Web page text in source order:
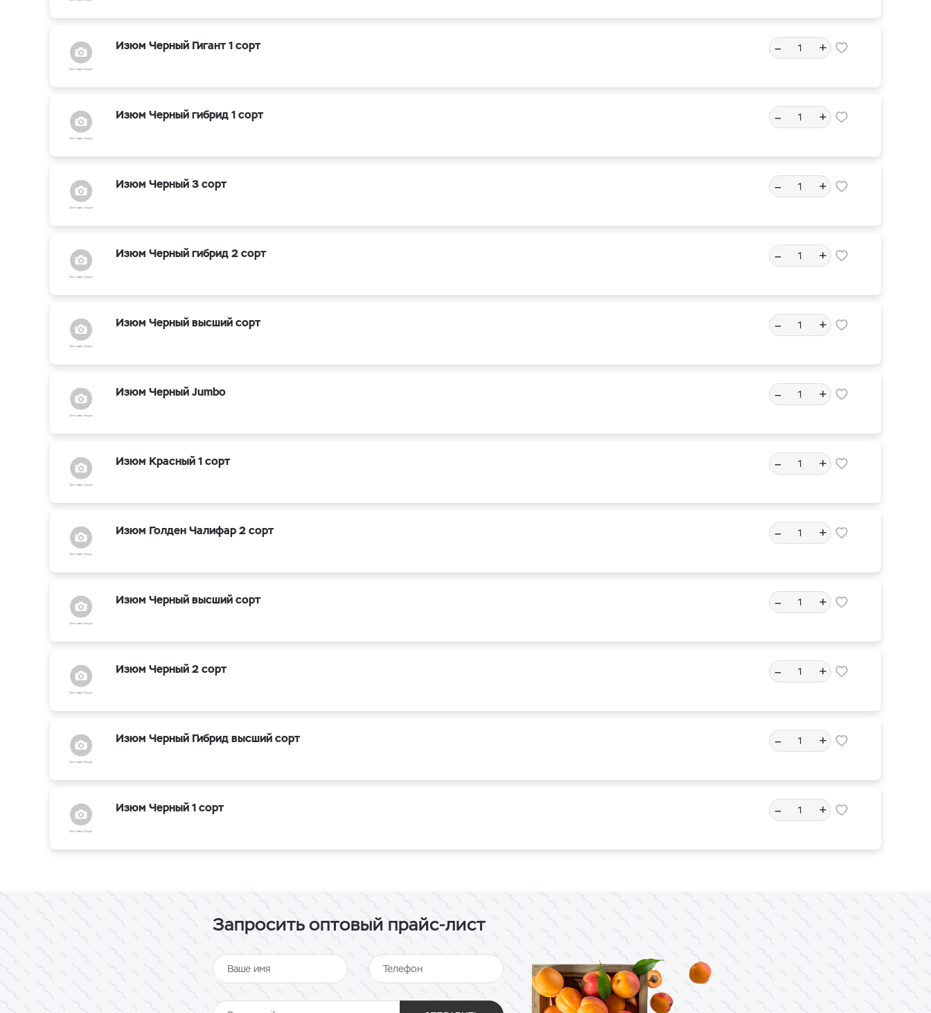
Изюм Черный Гигант 1 сорт – +
Изюм Черный гибрид 1 сорт – +
Изюм Черный 3 сорт – +
Изюм Черный гибрид 2 сорт – +
Изюм Черный высший сорт – +
Изюм Черный Jumbo – +
Изюм Красный 1 сорт – +
Изюм Голден Чалифар 2 сорт – +
Изюм Черный высший сорт – +
Изюм Черный 2 сорт – +
Изюм Черный Гибрид высший сорт – +
Изюм Черный 1 сорт – +
Запросить оптовый прайс-лист